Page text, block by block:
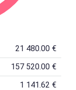
21 480.00 €
157 520.00 €
1 141.62 €